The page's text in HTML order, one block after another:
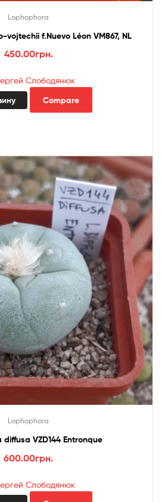
Lophophora
f.Nuevo Léon VM867, NL
450.00грн.
Слободянюк
Compare
Lophophora
VZD144 Entronque
600.00грн.
Слободянюк